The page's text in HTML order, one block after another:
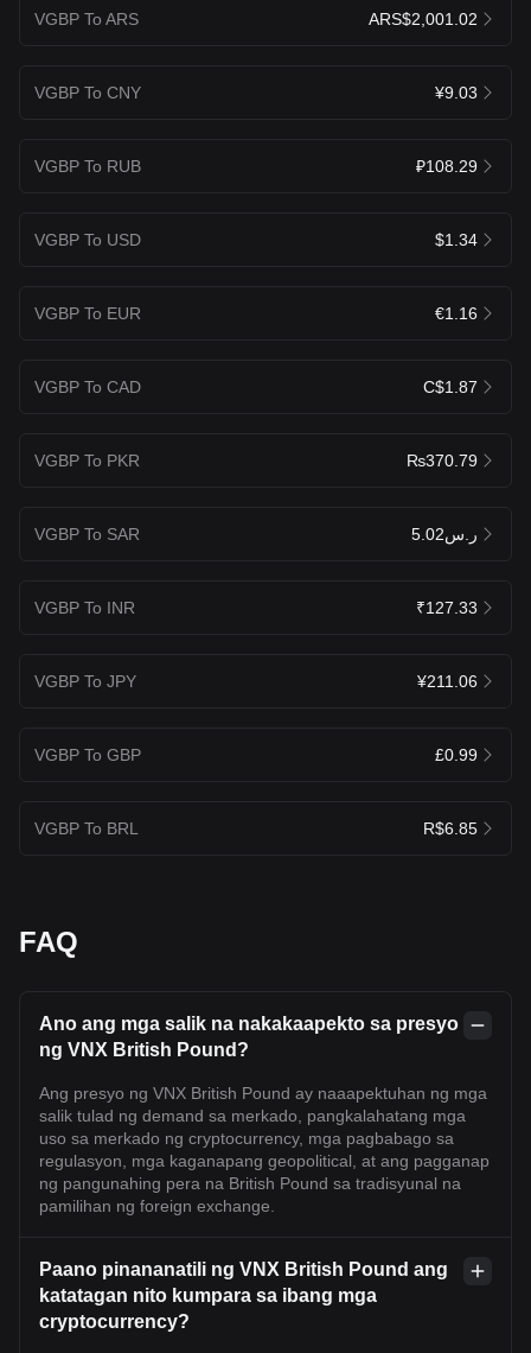
VGBP To ARS ARS$2,001.02
VGBP To CNY ¥9.03
VGBP To RUB ₽108.29
VGBP To USD $1.34
VGBP To EUR €1.16
VGBP To CAD C$1.87
VGBP To PKR ₨370.79
VGBP To SAR ر.س5.02
VGBP To INR ₹127.33
VGBP To JPY ¥211.06
VGBP To GBP £0.99
VGBP To BRL R$6.85
FAQ
Ano ang mga salik na nakakaapekto sa presyo
ng VNX British Pound?
Ang presyo ng VNX British Pound ay naaapektuhan ng mga
salik tulad ng demand sa merkado, pangkalahatang mga
uso sa merkado ng cryptocurrency, mga pagbabago sa
regulasyon, mga kaganapang geopolitical, at ang pagganap
ng pangunahing pera na British Pound sa tradisyunal na
pamilihan ng foreign exchange.
Paano pinananatili ng VNX British Pound ang
katatagan nito kumpara sa ibang mga
cryptocurrency?